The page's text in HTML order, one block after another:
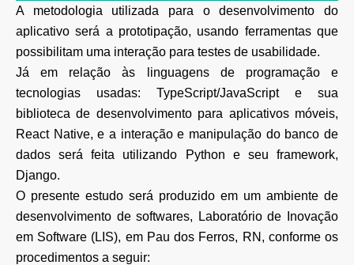
A metodologia utilizada para o desenvolvimento do
aplicativo será a prototipação, usando ferramentas que
possibilitam uma interação para testes de usabilidade.
Já em relação às linguagens de programação e
tecnologias usadas: TypeScript/JavaScript e sua
biblioteca de desenvolvimento para aplicativos móveis,
React Native, e a interação e manipulação do banco de
dados será feita utilizando Python e seu framework,
Django.
O presente estudo será produzido em um ambiente de
desenvolvimento de softwares, Laboratório de Inovação
em Software (LIS), em Pau dos Ferros, RN, conforme os
procedimentos a seguir: